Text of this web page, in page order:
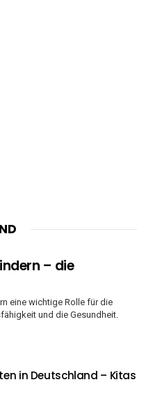
– die
eine wichtige Rolle für die
und die Gesundheit.
in Deutschland – Kitas